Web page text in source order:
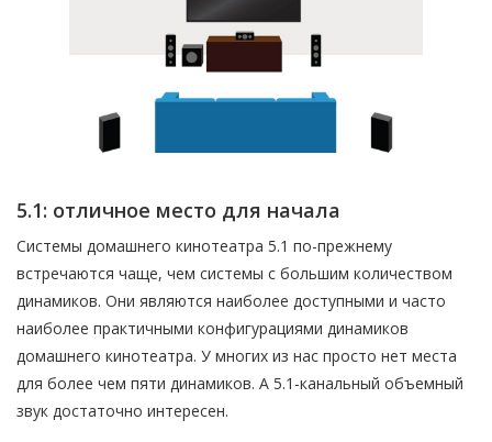
5.1: отличное место для начала
Системы домашнего кинотеатра 5.1 по-прежнему
встречаются чаще, чем системы с большим количеством
динамиков. Они являются наиболее доступными и часто
наиболее практичными конфигурациями динамиков
домашнего кинотеатра. У многих из нас просто нет места
для более чем пяти динамиков. А 5.1-канальный объемный
звук достаточно интересен.